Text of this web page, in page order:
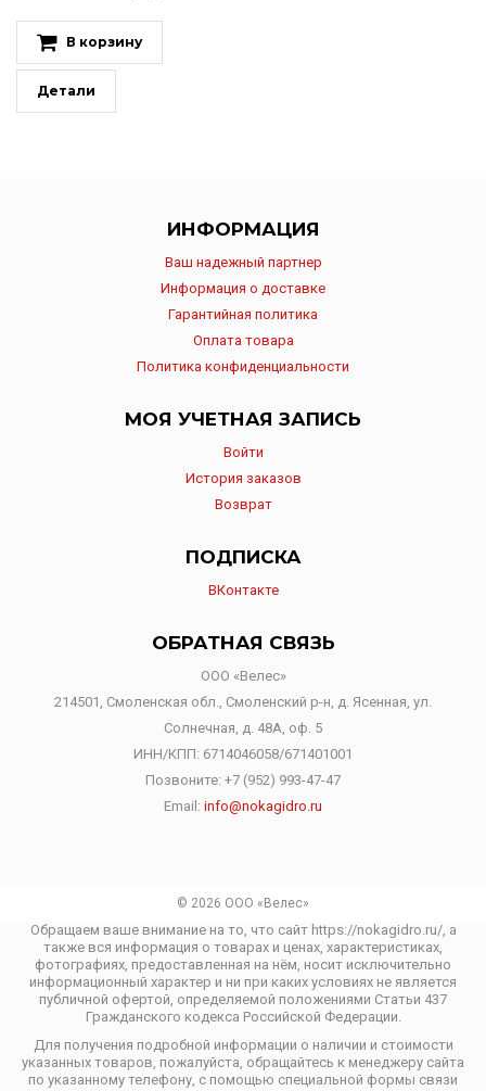
В корзину
Детали
ИНФОРМАЦИЯ
Ваш надежный партнер
Информация о доставке
Гарантийная политика
Оплата товара
Политика конфиденциальности
МОЯ УЧЕТНАЯ ЗАПИСЬ
Войти
История заказов
Возврат
ПОДПИСКА
ВКонтакте
ОБРАТНАЯ СВЯЗЬ
ООО «Велес»
214501, Смоленская обл., Смоленский р-н, д. Ясенная, ул.
Солнечная, д. 48А, оф. 5
ИНН/КПП: 6714046058/671401001
Позвоните: +7 (952) 993-47-47
Email: info@nokagidro.ru
© 2026 ООО «Велес»
Обращаем ваше внимание на то, что сайт https://nokagidro.ru/, а
также вся информация о товарах и ценах, характеристиках,
фотографиях, предоставленная на нём, носит исключительно
информационный характер и ни при каких условиях не является
публичной офертой, определяемой положениями Статьи 437
Гражданского кодекса Российской Федерации.
Для получения подробной информации о наличии и стоимости
указанных товаров, пожалуйста, обращайтесь к менеджеру сайта
по указанному телефону, с помощью специальной формы связи